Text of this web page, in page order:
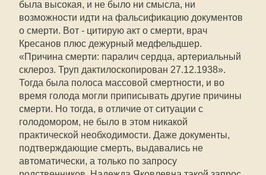
была высокая, и не было ни смысла, ни
возможности идти на фальсификацию документов
о смерти. Вот - цитирую акт о смерти, врач
Кресанов плюс дежурный медфельдшер.
«Причина смерти: паралич сердца, артериальный
склероз. Труп дактилоскопирован 27.12.1938».
Тогда была полоса массовой смертности, и во
время голода могли приписывать другие причины
смерти. Но тогда, в отличие от ситуации с
голодомором, не было в этом никакой
практической необходимости. Даже документы,
подтверждающие смерть, выдавались не
автоматически, а только по запросу